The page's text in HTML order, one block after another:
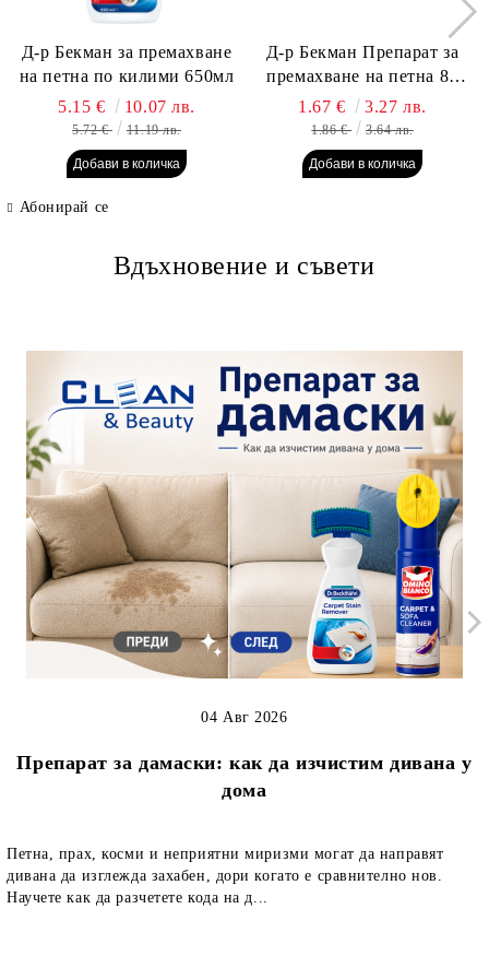
Д-р Бекман за премахване
на петна по килими 650мл
5.15 €
10.07 лв.
5.72 € 11.19 лв.
Д-р Бекман Препарат за
премахване на петна 80
гр. Пауч
1.67 € 3.27 лв.
1.86 € 3.64 лв.
Абонирай се
Вдъхновение и съвети
Препарат за дамаски: как да изчистим дивана у
дома
04 Авг 2026
Петна, прах, косми и неприятни миризми могат да направят
дивана да изглежда захабен, дори когато е сравнително нов.
Научете как да разчетете кода на д...